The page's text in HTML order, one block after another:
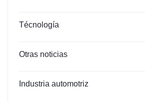
Técnología
Otras noticias
Industria automotriz